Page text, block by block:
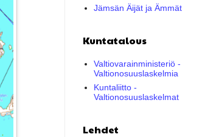
Jämsän Äijät ja Ämmät
Kuntatalous
Valtiovarainministeriö -
Valtionosuuslaskelmia
Kuntaliitto -
Valtionosuuslaskelmat
Lehdet